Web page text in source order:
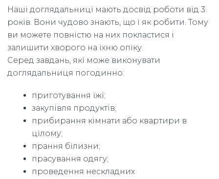
Наші доглядальниці мають досвід роботи від 3
років. Вони чудово знають, що і як робити. Тому
ви можете повністю на них покластися і
залишити хворого на їхню опіку.
Серед завдань, які може виконувати
доглядальниця погодинно:
приготування їжі;
закупівля продуктів;
прибирання кімнати або квартири в
цілому;
прання білизни;
прасування одягу;
проведення нескладних